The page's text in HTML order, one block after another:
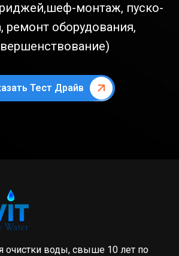
монтаж, пуско-
ремонт оборудования,
Тест Драйв
очистки воды, свыше 10 лет по